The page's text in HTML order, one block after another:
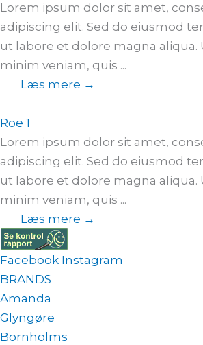
Lorem ipsum dolor sit amet,
adipiscing elit. Sed do eiusmod
ut labore et dolore magna aliqua.
minim veniam, quis ...
Læs mere →
Roe 1
Lorem ipsum dolor sit amet,
adipiscing elit. Sed do eiusmod
ut labore et dolore magna aliqua.
minim veniam, quis ...
Læs mere →
Facebook Instagram
BRANDS
Amanda
Glyngøre
Bornholms